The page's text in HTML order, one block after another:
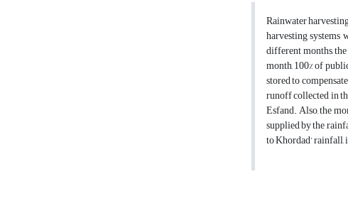
Rainwater
harvesting systems
different months,
month, 100% of
stored to
runoff collected in
Esfand. Also, the
supplied by the
to Khordad’